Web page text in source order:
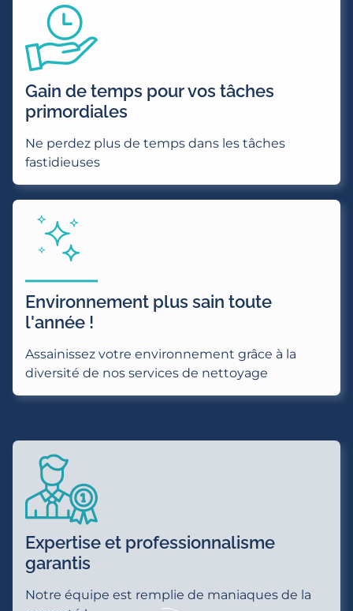
Gain de temps pour vos tâches
primordiales
Ne perdez plus de temps dans les tâches
fastidieuses
Environnement plus sain toute
l'année !
Assainissez votre environnement grâce à la
diversité de nos services de nettoyage
Expertise et professionnalisme
garantis
Notre équipe est remplie de maniaques de la
propreté !